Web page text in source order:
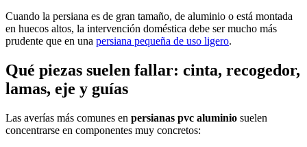
Cuando la persiana es de gran tamaño, de aluminio o está montada
en huecos altos, la intervención doméstica debe ser mucho más
prudente que en una persiana pequeña de uso ligero.
Qué piezas suelen fallar: cinta, recogedor,
lamas, eje y guías
Las averías más comunes en persianas pvc aluminio suelen
concentrarse en componentes muy concretos: